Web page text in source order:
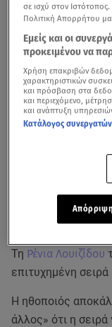
Τη Ρένια Λουιζίδου
επιτυχημένη σειρά
Η ηθοποιός
άλλος» ότι η
σε ισχύ στον Ιστότοπος.
Πολιτική Απορρήτου
Εμείς και οι
προκειμένου να
Χρήση επακριβών
χαρακτηριστικών
και πρόσβαση στα
και περιεχόμενο,
και ανάπτυξη
Κατάλογος